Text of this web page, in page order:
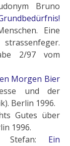
Bruno
Eine
2/97 vom
Morgen Bier
und der
Berlin 1996.
Gutes über
1996.
Stefan: Ein